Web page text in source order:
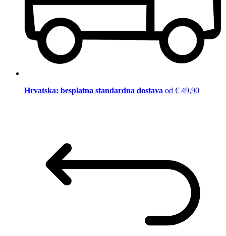
Hrvatska: besplatna standardna dostava od € 49,90